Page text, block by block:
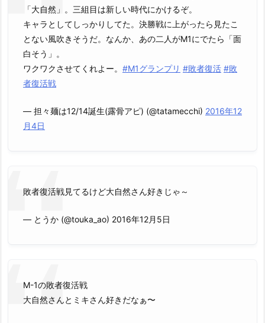
「大自然」。三組目は新しい時代にかけるぞ。
キャラとしてしっかりしてた。決勝戦に上がったら見たこ
とない風吹きそうだ。なんか、あの二人がM1にでたら「面
白そう」。
ワクワクさせてくれよー。 #M1グランプリ #敗者復活 #敗
者復活戦
— 担々麺は12/14誕生(露骨アピ) (@tatamecchi) 2016年12
月4日
敗者復活戦見てるけど大自然さん好きじゃ～
— とうか (@touka_ao) 2016年12月5日
M-1の敗者復活戦
大自然さんとミキさん好きだなぁ〜